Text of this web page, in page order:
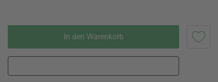
In den Warenkorb